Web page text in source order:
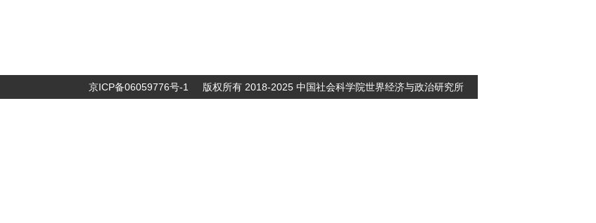
版权所有 2018-2025 中国社会科学院世界经济与政治研究所
京ICP备06059776号-1